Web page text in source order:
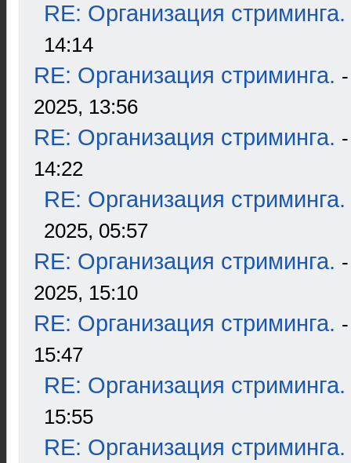
RE: Организация стриминга.
14:14
RE: Организация стриминга.
2025, 13:56
RE: Организация стриминга.
14:22
RE: Организация стриминга.
2025, 05:57
RE: Организация стриминга.
2025, 15:10
RE: Организация стриминга.
15:47
RE: Организация стриминга.
15:55
RE: Организация стриминга.